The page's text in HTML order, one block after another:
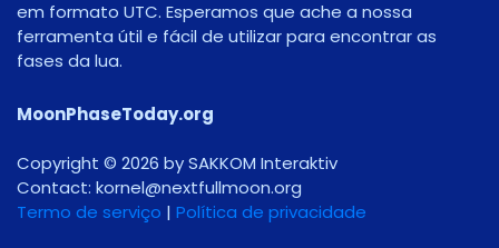
em formato UTC. Esperamos que ache a nossa
ferramenta útil e fácil de utilizar para encontrar as
fases da lua.
MoonPhaseToday.org
Copyright © 2026 by SAKKOM Interaktiv
Contact: gro.noomlluftxen@lenrok
Termo de serviço | Política de privacidade